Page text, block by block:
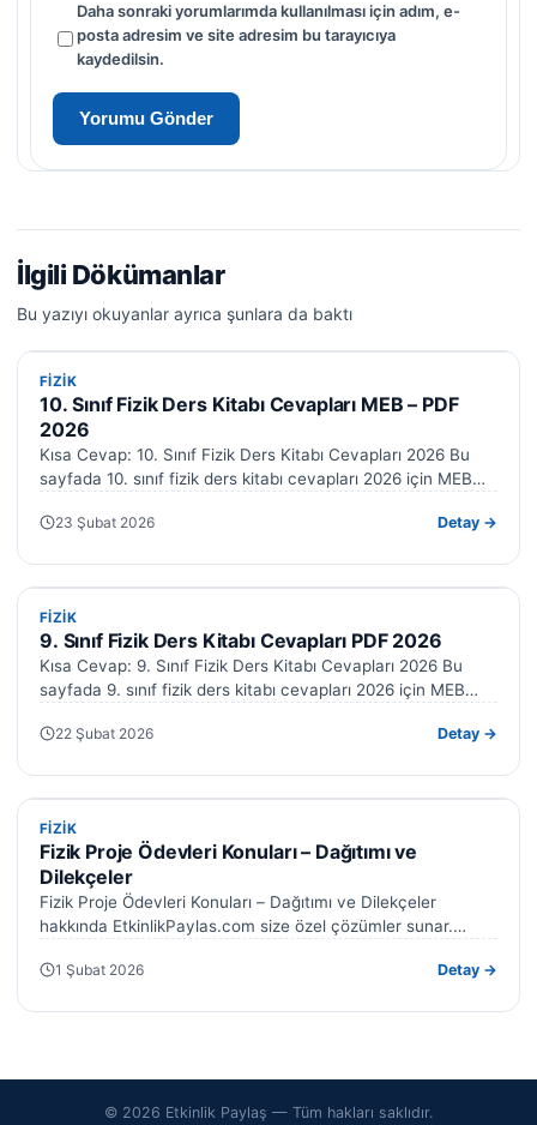
Daha sonraki yorumlarımda kullanılması için adım, e-
posta adresim ve site adresim bu tarayıcıya
kaydedilsin.
İlgili Dökümanlar
Bu yazıyı okuyanlar ayrıca şunlara da baktı
FIZIK
FIZIK
10. Sınıf Fizik Ders Kitabı Cevapları MEB – PDF
2026
Kısa Cevap: 10. Sınıf Fizik Ders Kitabı Cevapları 2026 Bu
sayfada 10. sınıf fizik ders kitabı cevapları 2026 için MEB…
23 Şubat 2026 Detay →
FIZIK
FIZIK
9. Sınıf Fizik Ders Kitabı Cevapları PDF 2026
Kısa Cevap: 9. Sınıf Fizik Ders Kitabı Cevapları 2026 Bu
sayfada 9. sınıf fizik ders kitabı cevapları 2026 için MEB…
22 Şubat 2026 Detay →
FIZIK
FIZIK
Fizik Proje Ödevleri Konuları – Dağıtımı ve
Dilekçeler
Fizik Proje Ödevleri Konuları – Dağıtımı ve Dilekçeler
hakkında EtkinlikPaylas.com size özel çözümler sunar.
1 Şubat 2026 Detay →
© 2026 Etkinlik Paylaş — Tüm hakları saklıdır.